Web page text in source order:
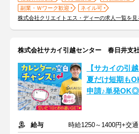
副業・Ｗワーク歓迎
ネイル可
株式会社クリエイトエス・ディーの求人一覧を見
株式会社サカイ引越センター 春日井支
【サカイの引
夏だけ短期も
申請♪単発OK◎
給与
時給1250～1400円+交